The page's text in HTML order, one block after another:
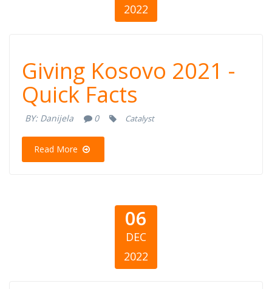
2022
Giving Kosovo
2021 -Quick
Facts
Giving Kosovo 2021 -
Quick Facts
BY: Danijela 0 Catalyst
Read More
06
DEC
2022